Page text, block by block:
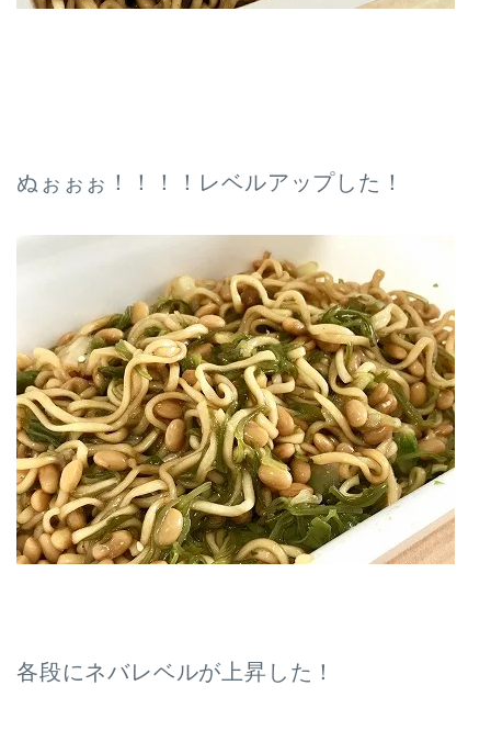
ぬぉぉぉ！！！！レベルアップした！
各段にネバレベルが上昇した！